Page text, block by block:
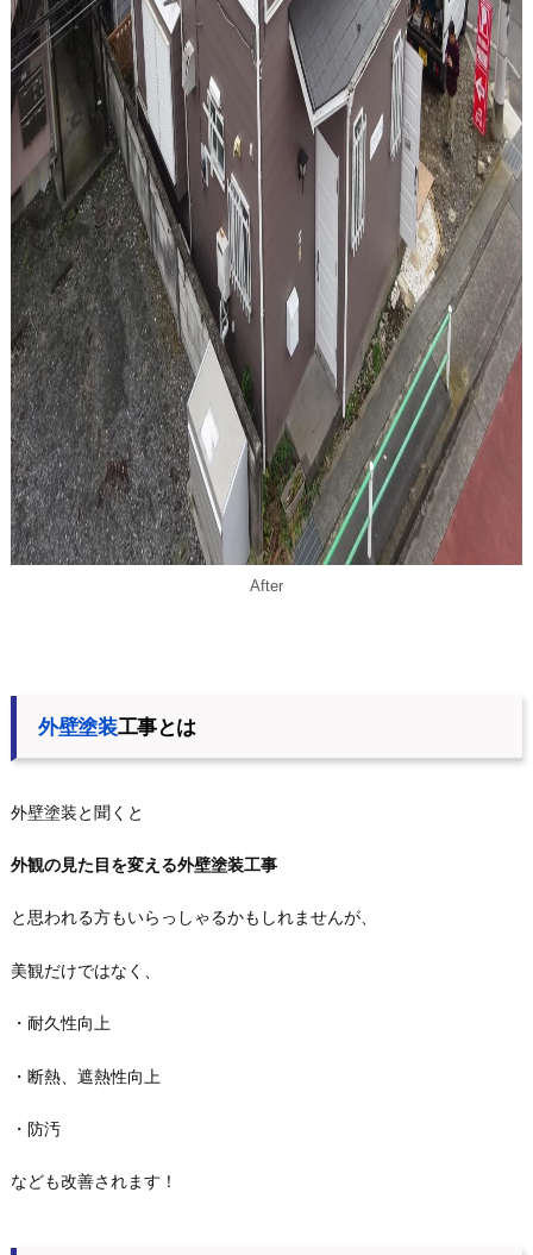
After
外壁塗装工事とは
外壁塗装と聞くと
外観の見た目を変える外壁塗装工事
と思われる方もいらっしゃるかもしれませんが、
美観だけではなく、
・耐久性向上
・断熱、遮熱性向上
・防汚
なども改善されます！